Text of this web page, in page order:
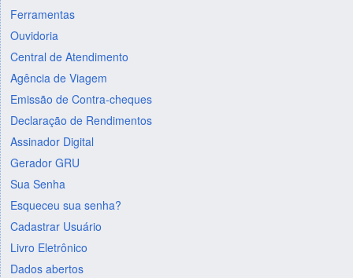
Ferramentas
Ouvidoria
Central de Atendimento
Agência de Viagem
Emissão de Contra-cheques
Declaração de Rendimentos
Assinador Digital
Gerador GRU
Sua Senha
Esqueceu sua senha?
Cadastrar Usuário
Livro Eletrônico
Dados abertos